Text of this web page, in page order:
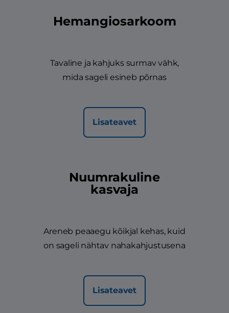
Hemangiosarkoom
Tavaline ja kahjuks surmav vähk,
mida sageli esineb põrnas
Lisateavet
Nuumrakuline
kasvaja
Areneb peaaegu kõikjal kehas, kuid
on sageli nähtav nahakahjustusena
Lisateavet